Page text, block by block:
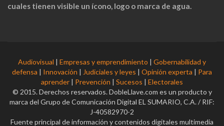
cuales tienen visible un ícono, logo o marca de agua.
Audiovisual | Empresas y emprendimiento | Gobernabilidad y
defensa | Innovación | Judiciales y leyes | Opinión experta | Para
aprender | Prevención | Sucesos | Electorales
© 2015. Derechos reservados. DobleLlave.com es un producto y
marca del Grupo de Comunicación Digital EL SUMARIO, C.A. / RIF:
J-40582970-2
Fuente principal de información y contenidos digitales multimedia